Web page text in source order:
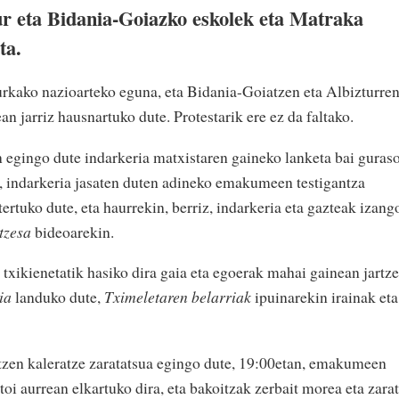
Bidania-Goiazko eskolek eta Matraka
nazioarteko eguna, eta Bidania-Goiatzen eta Albizturren
jarriz hausnartuko dute. Protestarik ere ez da faltako.
dute indarkeria matxistaren gaineko lanketa bai
jasaten duten adineko emakumeen testigantza
dute, eta haurrekin, berriz, indarkeria eta gazteak
bideoarekin.
hasiko dira gaia eta egoerak mahai gainean
landuko dute, Tximeletaren belarriakipuinarekin irainak eta
kaleratze zaratatsua egingo dute, 19:00etan, emakumeen
aurrean elkartuko dira, eta bakoitzak zerbait morea eta